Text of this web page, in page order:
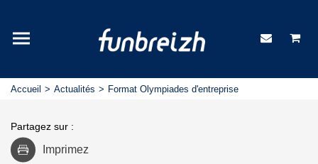
Accueil Actualités Format Olympiades d'entreprise
Partagez sur :
Imprimez